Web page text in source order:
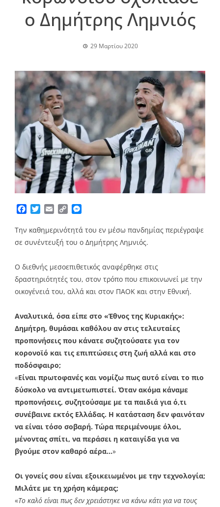
ο Δημήτρης Λημνιός
29 Μαρτίου 2020
Facebook
TwitterEmailCopy
Την καθημερινότητά του εν μέσω πανδημίας περιέγραψε
σε συνέντευξή του ο Δημήτρης Λημνιός.
Ο διεθνής μεσοεπιθετικός αναφέρθηκε στις
δραστηριότητές του, στον τρόπο που επικοινωνεί με την
οικογένειά του, αλλά και στον ΠΑΟΚ και στην Εθνική.
Αναλυτικά, όσα είπε στο «Έθνος της Κυριακής»:
Δημήτρη, θυμάσαι καθόλου αν στις τελευταίες
προπονήσεις που κάνατε συζητούσατε για τον
κορονοϊό και τις επιπτώσεις στη ζωή αλλά και στο
ποδόσφαιρο;
«Είναι πρωτοφανές και νομίζω πως αυτό είναι το πιο
δύσκολο να αντιμετωπιστεί. Όταν ακόμα κάναμε
προπονήσεις, συζητούσαμε με τα παιδιά για ό,τι
συνέβαινε εκτός Ελλάδας. Η κατάσταση δεν φαινόταν
να είναι τόσο σοβαρή. Τώρα περιμένουμε όλοι,
μένοντας σπίτι, να περάσει η καταιγίδα για να
βγούμε στον καθαρό αέρα…»
Οι γονείς σου είναι εξοικειωμένοι με την τεχνολογία;
Μιλάτε με τη χρήση κάμερας;
«Το καλό είναι πως δεν χρειάστηκε να κάνω κάτι για να τους